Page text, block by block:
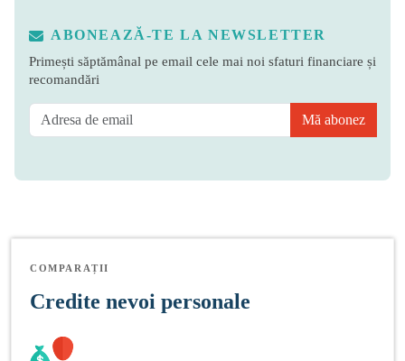
ABONEAZĂ-TE LA NEWSLETTER
Primești săptămânal pe email cele mai noi sfaturi financiare și
recomandări
Mă abonez
COMPARAȚII
Credite nevoi personale